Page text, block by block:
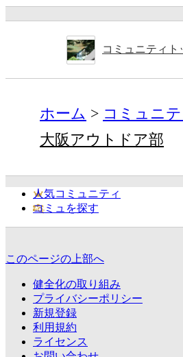
コミュニティト
ホーム コミュニテ
大阪アウトドア部
人気コミュニティ
コミュを探す
このページの上部へ
健全化の取り組み
プライバシーポリシー
新規登録
利用規約
ライセンス